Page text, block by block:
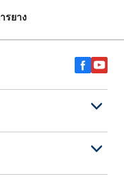
รยาง